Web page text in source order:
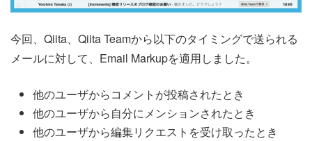
今回、Qiita、Qiita Teamから以下のタイミングで送られる
メールに対して、Email Markupを適用しました。
他のユーザからコメントが投稿されたとき
他のユーザから自分にメンションされたとき
他のユーザから編集リクエストを受け取ったとき